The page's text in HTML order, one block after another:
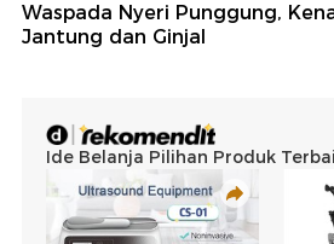
Waspada Nyeri Punggung,
Jantung dan Ginjal